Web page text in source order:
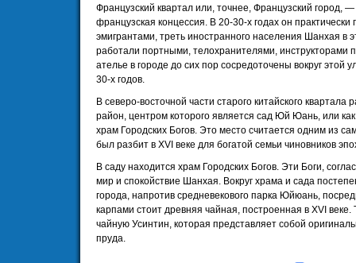
Французский квартал или, точнее, Французский город,
французская концессия. В 20-30-х годах он
эмигрантами, треть иностранного населения Шанхая в
работали портными, телохранителями,
ателье в городе до сих пор сосредоточены вокруг этой
30-х годов.
В северо-восточной части старого китайского
район, центром которого является сад Юй Юань, или
храм Городских Богов. Это место считается одним из
был разбит в XVI веке для богатой семьи чиновников
В саду находится храм Городских Богов. Эти Боги,
мир и спокойствие Шанхая. Вокруг храма и сада
города, напротив средневекового парка Юйюань,
карпами стоит древняя чайная, построенная в XVI веке.
чайную Усинтин, которая представляет собой
пруда.